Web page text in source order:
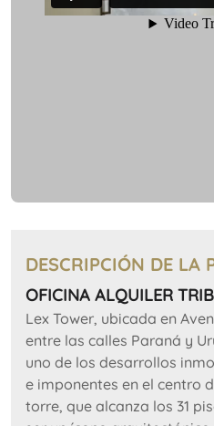
DESCRIPCIÓN DE LA
OFICINA ALQUILER
Lex Tower, ubicada en
entre las calles Paraná y
uno de los desarrollos
e imponentes en el centro
torre, que alcanza los 31